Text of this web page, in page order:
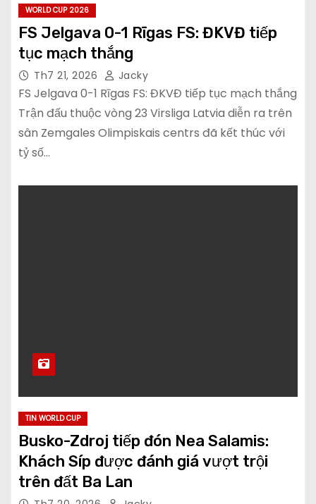
WORLD CUP 2026
FS Jelgava 0-1 Rīgas FS: ĐKVĐ tiếp
tục mạch thắng
Th7 21, 2026 Jacky
FS Jelgava 0-1 Rīgas FS: ĐKVĐ tiếp tục mạch thắng
Trận đấu thuộc vòng 23 Virsliga Latvia diễn ra trên
sân Zemgales Olimpiskais centrs đã kết thúc với
tỷ số…
TIN WORLD CUP
Busko-Zdroj tiếp đón Nea Salamis:
Khách Síp được đánh giá vượt trội
trên đất Ba Lan